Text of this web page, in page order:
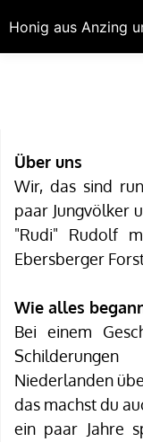
Über uns
Wir, das sind
paar Jungvölker
"Rudi" Rudolf
Ebersberger
Wie alles
Bei einem
Niederlanden
das machst du
ein paar Jahre
Honig aus Anzing